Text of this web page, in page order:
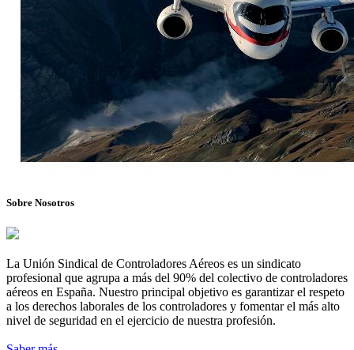
Sobre Nosotros
La Unión Sindical de Controladores Aéreos es un sindicato
profesional que agrupa a más del 90% del colectivo de controladores
aéreos en España. Nuestro principal objetivo es garantizar el respeto
a los derechos laborales de los controladores y fomentar el más alto
nivel de seguridad en el ejercicio de nuestra profesión.